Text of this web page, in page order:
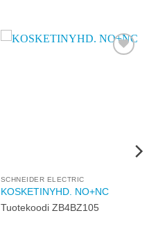
SCHNEIDER ELECTRIC
KOSKETINYHD. NO+NC
Tuotekoodi ZB4BZ105